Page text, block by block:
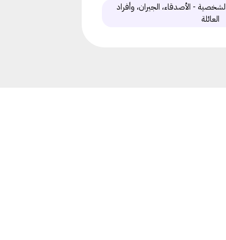
- الأصدقاء، الجيران، وأفراد
العائلة